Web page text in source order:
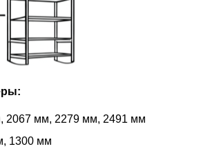
2067 мм, 2279 мм, 2491 мм
1300 мм